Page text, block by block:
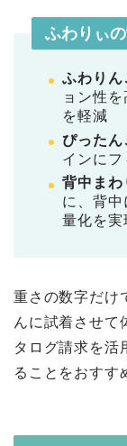
ふわりぃ
ふわりん
ョン性
を軽減
ぴったん
インに
背中まわ
に、背
量化を実
重さの数字だけ
んに試着させて
タログ請求を活
ることをおすす